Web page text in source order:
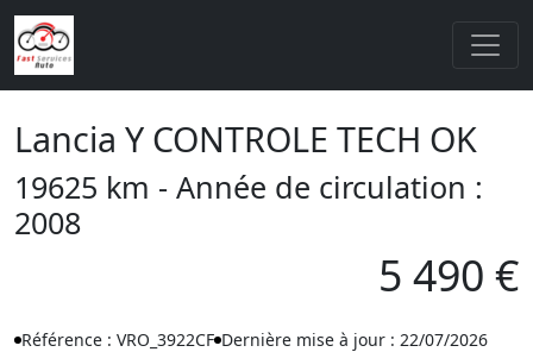
Lancia Y CONTROLE TECH OK
19625 km - Année de circulation :
2008
5 490 €
Référence : VRO_3922CF Dernière mise à jour : 22/07/2026